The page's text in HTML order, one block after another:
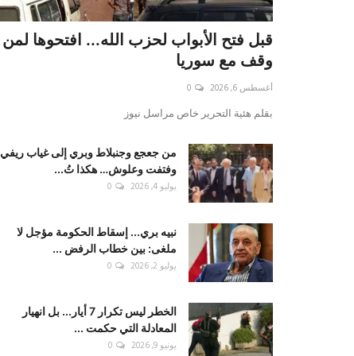
قبل فتح الأبواب لحزب الله... افتحوها لمن
وقف مع سوريا
أغسطس 6, 2026 0
بقلم ه‍ئية التحرير خاص مراسل نيوز
من جعجع وجنبلاط وبري إلى غياب ريفي
وفتفت وعلوش… هكذا تُ...
يوليو 4, 2026 0
نبيه بري... إسقاط الحكومة مؤجل لا
ملغى: بين خطاب الرفض ...
يوليو 2, 2026 0
الخطر ليس تكرار 7 أيار... بل انهيار
المعادلة التي حكمت ...
يونيو 9, 2026 0